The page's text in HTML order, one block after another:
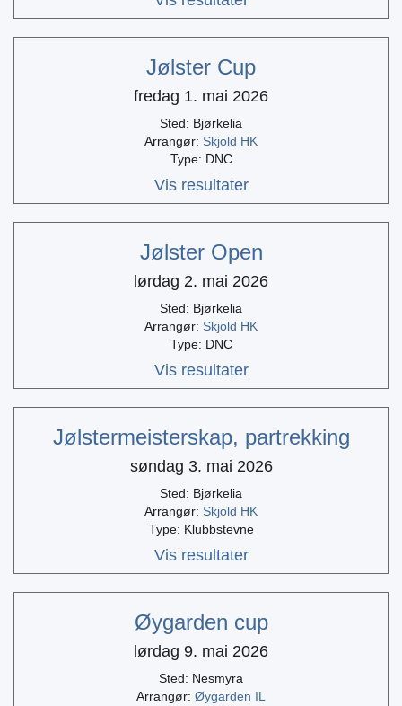
Jølster Cup
fredag 1. mai 2026
Sted: Bjørkelia
Arrangør: Skjold HK
Type: DNC
Vis resultater
Jølster Open
lørdag 2. mai 2026
Sted: Bjørkelia
Arrangør: Skjold HK
Type: DNC
Vis resultater
Jølstermeisterskap, partrekking
søndag 3. mai 2026
Sted: Bjørkelia
Arrangør: Skjold HK
Type: Klubbstevne
Vis resultater
Øygarden cup
lørdag 9. mai 2026
Sted: Nesmyra
Arrangør: Øygarden IL